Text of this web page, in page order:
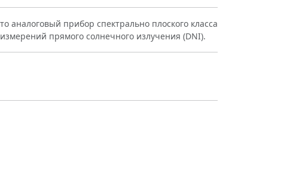
аналоговый прибор спектрально плоского класса
прямого солнечного излучения (DNI).